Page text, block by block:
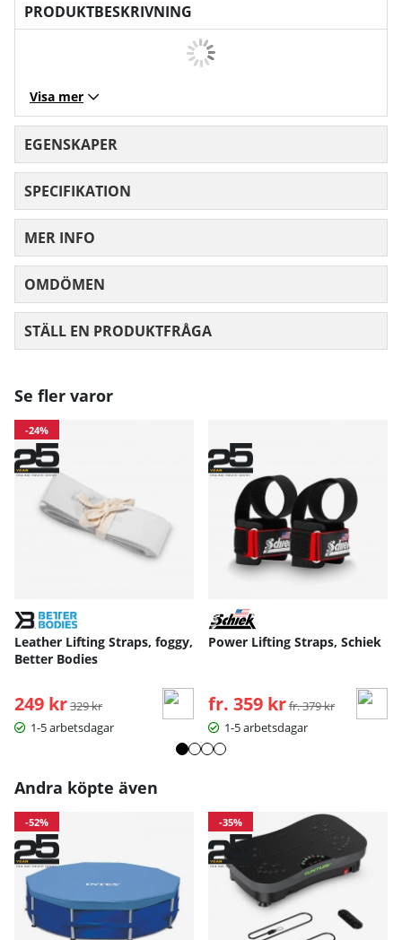
PRODUKTBESKRIVNING
Visa mer
EGENSKAPER
SPECIFIKATION
MER INFO
OMDÖMEN
STÄLL EN PRODUKTFRÅGA
Se fler varor
-24%
Leather Lifting Straps, foggy,
Better Bodies
249 kr Ordinarie pris:
329 kr
1-5 arbetsdagar
Power Lifting Straps, Schiek
fr. 359 kr Ordinarie pris:
fr. 379 kr
1-5 arbetsdagar
Andra köpte även
-52% -35%